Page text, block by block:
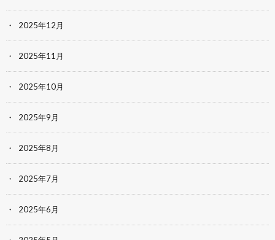
2025年12月
2025年11月
2025年10月
2025年9月
2025年8月
2025年7月
2025年6月